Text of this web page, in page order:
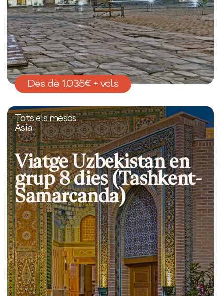
Des de 1.035€ + vols
Tots els mesos
Àsia
Viatge Uzbekistan en
grup 8 dies (Tashkent-
Samarcanda)